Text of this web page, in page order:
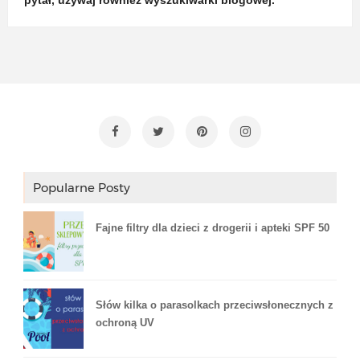
Popularne Posty
Fajne filtry dla dzieci z drogerii i apteki SPF 50
Słów kilka o parasolkach przeciwsłonecznych z
ochroną UV